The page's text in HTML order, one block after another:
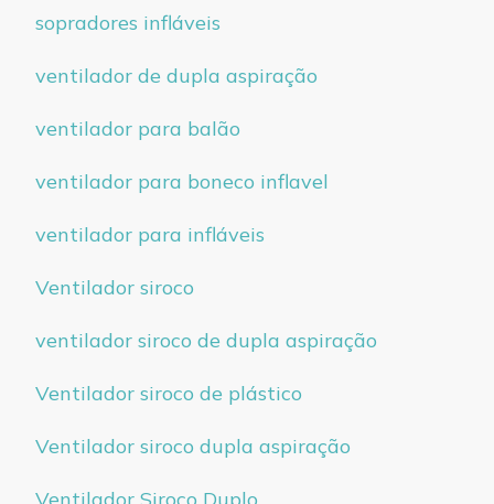
sopradores infláveis
ventilador de dupla aspiração
ventilador para balão
ventilador para boneco inflavel
ventilador para infláveis
Ventilador siroco
ventilador siroco de dupla aspiração
Ventilador siroco de plástico
Ventilador siroco dupla aspiração
Ventilador Siroco Duplo